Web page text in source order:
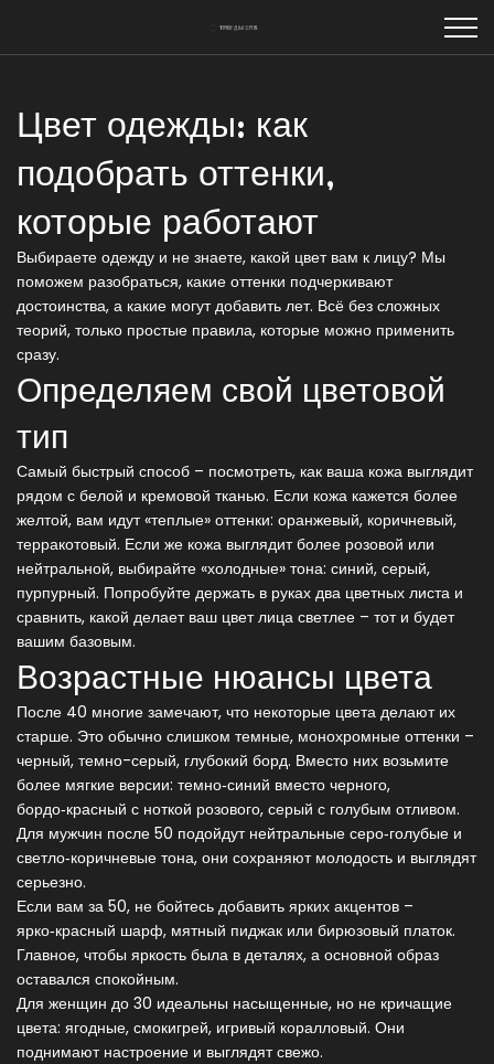
Цвет одежды: как
подобрать оттенки,
которые работают
Выбираете одежду и не знаете, какой цвет вам к лицу? Мы
поможем разобраться, какие оттенки подчеркивают
достоинства, а какие могут добавить лет. Всё без сложных
теорий, только простые правила, которые можно применить
сразу.
Определяем свой цветовой
тип
Самый быстрый способ – посмотреть, как ваша кожа выглядит
рядом с белой и кремовой тканью. Если кожа кажется более
желтой, вам идут «теплые» оттенки: оранжевый, коричневый,
терракотовый. Если же кожа выглядит более розовой или
нейтральной, выбирайте «холодные» тона: синий, серый,
пурпурный. Попробуйте держать в руках два цветных листа и
сравнить, какой делает ваш цвет лица светлее – тот и будет
вашим базовым.
Возрастные нюансы цвета
После 40 многие замечают, что некоторые цвета делают их
старше. Это обычно слишком темные, монохромные оттенки –
черный, темно-серый, глубокий борд. Вместо них возьмите
более мягкие версии: темно‑синий вместо черного,
бордо‑красный с ноткой розового, серый с голубым отливом.
Для мужчин после 50 подойдут нейтральные серо‑голубые и
светло‑коричневые тона, они сохраняют молодость и выглядят
серьезно.
Если вам за 50, не бойтесь добавить ярких акцентов –
ярко‑красный шарф, мятный пиджак или бирюзовый платок.
Главное, чтобы яркость была в деталях, а основной образ
оставался спокойным.
Для женщин до 30 идеальны насыщенные, но не кричащие
цвета: ягодные, смокигрей, игривый коралловый. Они
поднимают настроение и выглядят свежо.